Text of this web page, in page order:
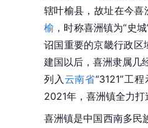
辖叶榆县，故址在今
榆 ，时称喜洲镇为“史
诏国重要的京畿行政区
建国以后，喜洲隶属几
列入 云南省“3121”工
2021年，喜洲镇全力打
喜洲镇是中国西南多民